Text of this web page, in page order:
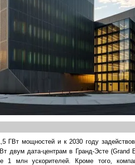
ГВт мощностей и к 2030 году
дата-центрам в Гранд-Эсте (Grand
млн ускорителей. Кроме того,